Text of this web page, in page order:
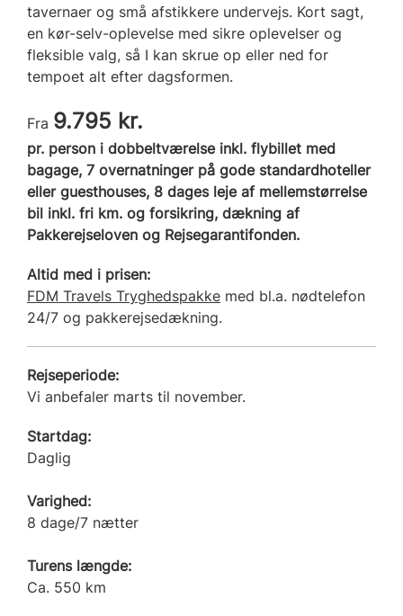
tavernaer og små afstikkere undervejs. Kort sagt,
en kør-selv-oplevelse med sikre oplevelser og
fleksible valg, så I kan skrue op eller ned for
tempoet alt efter dagsformen.
Fra 9.795 kr.
pr. person i dobbeltværelse inkl. flybillet med
bagage, 7 overnatninger på gode standardhoteller
eller guesthouses, 8 dages leje af mellemstørrelse
bil inkl. fri km. og forsikring, dækning af
Pakkerejseloven og Rejsegarantifonden.
Altid med i prisen:
FDM Travels Tryghedspakke med bl.a. nødtelefon
24/7 og pakkerejsedækning.
Rejseperiode:
Vi anbefaler marts til november.
Startdag:
Daglig
Varighed:
8 dage/7 nætter
Turens længde:
Ca. 550 km